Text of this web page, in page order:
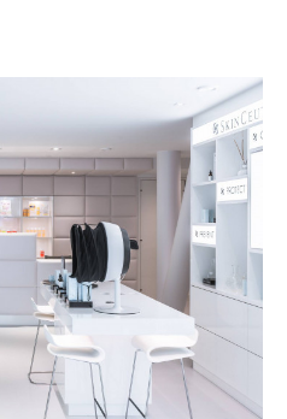
deze kliniek